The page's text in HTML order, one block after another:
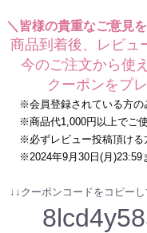
＼皆様の貴重なご意見
商品到着後、レビュ
今のご注文から使
クーポンをプレ
※会員登録されている方の
※商品代1,000円以上でご使
※必ずレビュー投稿頂ける
※2024年9月30日(月)23:59
↓↓クーポンコードをコピー